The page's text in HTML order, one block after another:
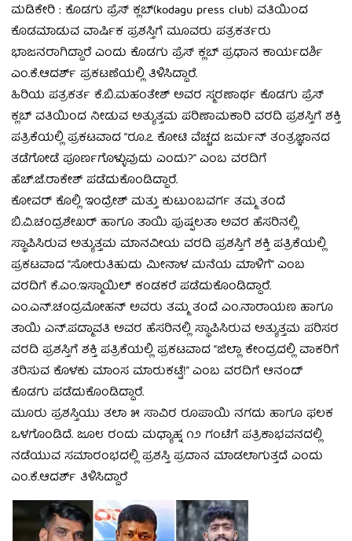
ಮಡಿಕೇರಿ : ಕೊಡಗು ಪ್ರೆಸ್ ಕ್ಲಬ್(kodagu press club) ವತಿಯಿಂದ
ಕೊಡಮಾಡುವ ವಾರ್ಷಿಕ ಪ್ರಶಸ್ತಿಗೆ ಮೂವರು ಪತ್ರಕರ್ತರು
ಭಾಜನರಾಗಿದ್ದಾರೆ ಎಂದು ಕೊಡಗು ಪ್ರೆಸ್ ಕ್ಲಬ್ ಪ್ರಧಾನ ಕಾರ್ಯದರ್ಶಿ
ಎಂ.ಕೆ.ಆದರ್ಶ್ ಪ್ರಕಟಣೆಯಲ್ಲಿ ತಿಳಿಸಿದ್ದಾರೆ.
ಹಿರಿಯ ಪತ್ರಕರ್ತ ಕೆ.ಬಿ.ಮಹಂತೇಶ್ ಅವರ ಸ್ಮರಣಾರ್ಥ ಕೊಡಗು ಪ್ರೆಸ್
ಕ್ಲಬ್ ವತಿಯಿಂದ ನೀಡುವ ಅತ್ಯುತ್ತಮ ಪರಿಣಾಮಕಾರಿ ವರದಿ ಪ್ರಶಸ್ತಿಗೆ ಶಕ್ತಿ
ಪತ್ರಿಕೆಯಲ್ಲಿ ಪ್ರಕಟವಾದ “ರೂ.೭ ಕೋಟಿ ವೆಚ್ಚದ ಜರ್ಮನ್ ತಂತ್ರಜ್ಞಾನದ
ತಡೆಗೋಡೆ ಪೂರ್ಣಗೊಳ್ಳುವುದು ಎಂದು?” ಎಂಬ ವರದಿಗೆ
ಹೆಚ್.ಜೆ.ರಾಕೇಶ್ ಪಡೆದುಕೊಂಡಿದ್ದಾರೆ.
ಕೋವರ್ ಕೊಲ್ಲಿ ಇಂದ್ರೇಶ್ ಮತ್ತು ಕುಟುಂಬವರ್ಗ ತಮ್ಮ ತಂದೆ
ಬಿ.ವಿ.ಚಂದ್ರಶೇಖರ್ ಹಾಗೂ ತಾಯಿ ಪುಷ್ಪಲತಾ ಅವರ ಹೆಸರಿನಲ್ಲಿ
ಸ್ಥಾಪಿಸಿರುವ ಅತ್ಯುತ್ತಮ ಮಾನವೀಯ ವರದಿ ಪ್ರಶಸ್ತಿಗೆ ಶಕ್ತಿ ಪತ್ರಿಕೆಯಲ್ಲಿ
ಪ್ರಕಟವಾದ “ಸೋರುತಿಹುದು ಮೀನಾಳ ಮನೆಯ ಮಾಳಿಗೆ” ಎಂಬ
ವರದಿಗೆ ಕೆ.ಎಂ.ಇಸ್ಮಾಯಿಲ್ ಕಂಡಕರೆ ಪಡೆದುಕೊಂಡಿದ್ದಾರೆ.
ಎಂ.ಎನ್.ಚಂದ್ರಮೋಹನ್ ಅವರು ತಮ್ಮ ತಂದೆ ಎಂ.ನಾರಾಯಣ ಹಾಗೂ
ತಾಯಿ ಎನ್.ಪದ್ಮಾವತಿ ಅವರ ಹೆಸರಿನಲ್ಲಿ ಸ್ಥಾಪಿಸಿರುವ ಅತ್ಯುತ್ತಮ ಪರಿಸರ
ವರದಿ ಪ್ರಶಸ್ತಿಗೆ ಶಕ್ತಿ ಪತ್ರಿಕೆಯಲ್ಲಿ ಪ್ರಕಟವಾದ “ಜಿಲ್ಲಾ ಕೇಂದ್ರದಲ್ಲಿ ವಾಕರಿಗೆ
ತರಿಸುವ ಕೊಳಕು ಮಾಂಸ ಮಾರುಕಟ್ಟೆ!” ಎಂಬ ವರದಿಗೆ ಆನಂದ್
ಕೊಡಗು ಪಡೆದುಕೊಂಡಿದ್ದಾರೆ.
ಮೂರು ಪ್ರಶಸ್ತಿಯು ತಲಾ ೫ ಸಾವಿರ ರೂಪಾಯಿ ನಗದು ಹಾಗೂ ಫಲಕ
ಒಳಗೊಂಡಿದೆ. ಜೂ೮ ರಂದು ಮಧ್ಯಾಹ್ನ ೧೨ ಗಂಟೆಗೆ ಪತ್ರಿಕಾಭವನದಲ್ಲಿ
ನಡೆಯುವ ಸಮಾರಂಭದಲ್ಲಿ ಪ್ರಶಸ್ತಿ ಪ್ರದಾನ ಮಾಡಲಾಗುತ್ತದೆ ಎಂದು
ಎಂ.ಕೆ.ಆದರ್ಶ್ ತಿಳಿಸಿದ್ದಾರೆ